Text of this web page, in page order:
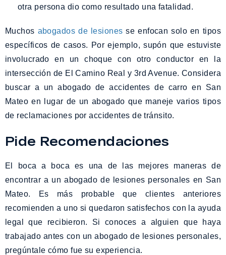
otra persona dio como resultado una fatalidad.
Muchos abogados de lesiones se enfocan solo en tipos
específicos de casos. Por ejemplo, supón que estuviste
involucrado en un choque con otro conductor en la
intersección de El Camino Real y 3rd Avenue. Considera
buscar a un abogado de accidentes de carro en San
Mateo en lugar de un abogado que maneje varios tipos
de reclamaciones por accidentes de tránsito.
Pide Recomendaciones
El boca a boca es una de las mejores maneras de
encontrar a un abogado de lesiones personales en San
Mateo. Es más probable que clientes anteriores
recomienden a uno si quedaron satisfechos con la ayuda
legal que recibieron. Si conoces a alguien que haya
trabajado antes con un abogado de lesiones personales,
pregúntale cómo fue su experiencia.